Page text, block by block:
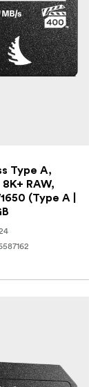
Type A,
RAW,
(Type A |